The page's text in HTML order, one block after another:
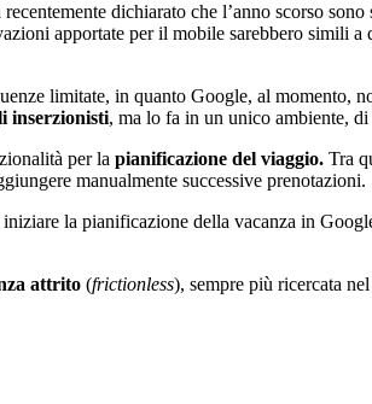
dichiarato che l’anno scorso
apportate per il mobile sarebbero simili
limitate, in quanto Google, al
inserzionisti, ma lo fa in un unico ambiente, di
per la pianificazione del viaggio. Tra
manualmente successive prenotazioni.
la pianificazione della vacanza in
attrito (frictionless), sempre più ricercata